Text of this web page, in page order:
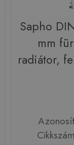
Sapho
mm
radiátor,